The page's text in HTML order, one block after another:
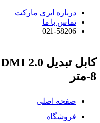
درباره ایزی مارکت
تماس با ما
021-58206
8-متر
صفحه اصلی
فروشگاه